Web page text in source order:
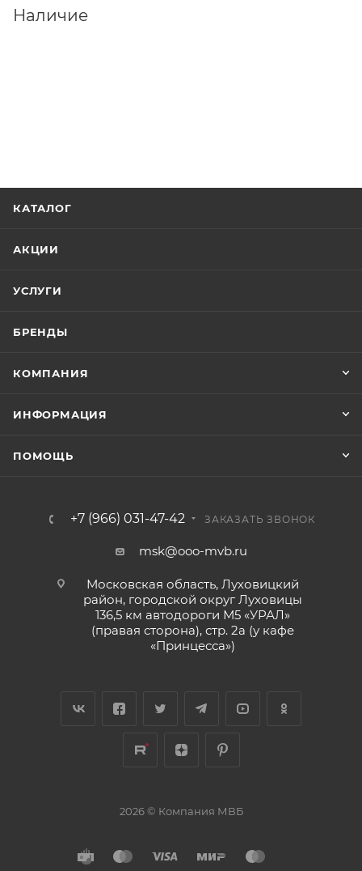
Наличие
КАТАЛОГ
АКЦИИ
УСЛУГИ
БРЕНДЫ
КОМПАНИЯ
ИНФОРМАЦИЯ
ПОМОЩЬ
+7 (966) 031-47-42 ЗАКАЗАТЬ ЗВОНОК
msk@ooo-mvb.ru
Московская область, Луховицкий
район, городской округ Луховицы
136,5 км автодороги М5 «УРАЛ»
(правая сторона), стр. 2а (у кафе
«‎Принцесса»)
2026 © Компания МВБ